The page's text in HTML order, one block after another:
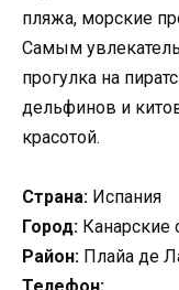
пляжа, морские
Самым
прогулка на
дельфинов и
красотой.
Страна: Испания
Город: Канарские
Район: Плайа де